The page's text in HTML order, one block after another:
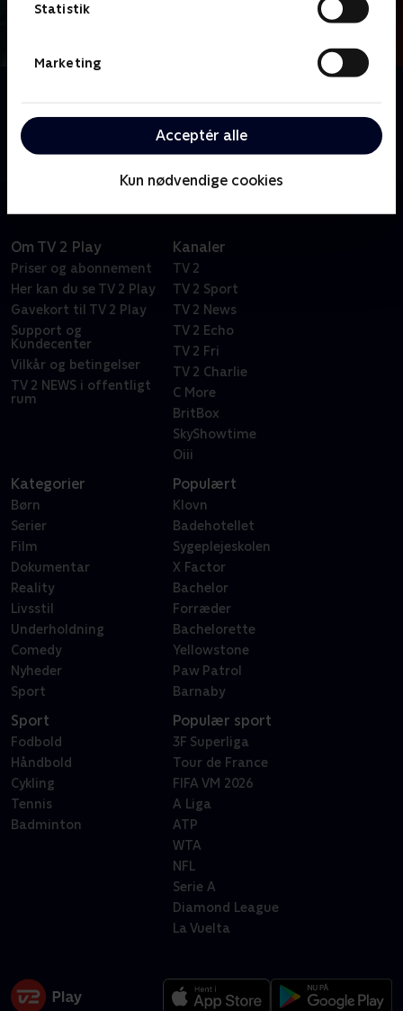
Statistik
Marketing
Acceptér alle
Kun nødvendige cookies
En undersøgelse af mordet på en ung kvinde i den
stille svenske landsby Kubty i 2004 og den
efterfølgende retssag
Om TV 2 Play
Priser og abonnement
Her kan du se TV 2 Play
Gavekort til TV 2 Play
Support og
Kundecenter
Vilkår og betingelser
TV 2 NEWS i offentligt
rum
Kanaler
TV 2
TV 2 Sport
TV 2 News
TV 2 Echo
TV 2 Fri
TV 2 Charlie
C More
BritBox
SkyShowtime
Oiii
Kategorier
Børn
Serier
Film
Dokumentar
Reality
Livsstil
Underholdning
Comedy
Nyheder
Sport
Populært
Klovn
Badehotellet
Sygeplejeskolen
X Factor
Bachelor
Forræder
Bachelorette
Yellowstone
Paw Patrol
Barnaby
Sport
Fodbold
Håndbold
Cykling
Tennis
Badminton
Populær sport
3F Superliga
Tour de France
FIFA VM 2026
A Liga
ATP
WTA
NFL
Serie A
Diamond League
La Vuelta